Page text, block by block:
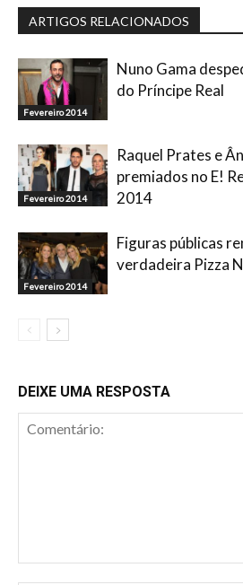
ARTIGOS RELACIONADOS
Fevereiro 2014
Nuno Gama
do Príncipe Real
Fevereiro 2014
Raquel Prates e
premiados no E!
2014
Fevereiro 2014
Figuras públicas
verdadeira Pizza
DEIXE UMA RESPOSTA